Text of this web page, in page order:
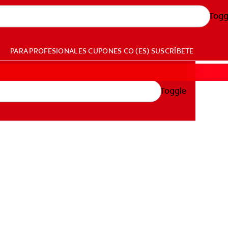
PARA PROFESIONALESCUPONES CO (ES) SUSCRÍBETE
Toggle